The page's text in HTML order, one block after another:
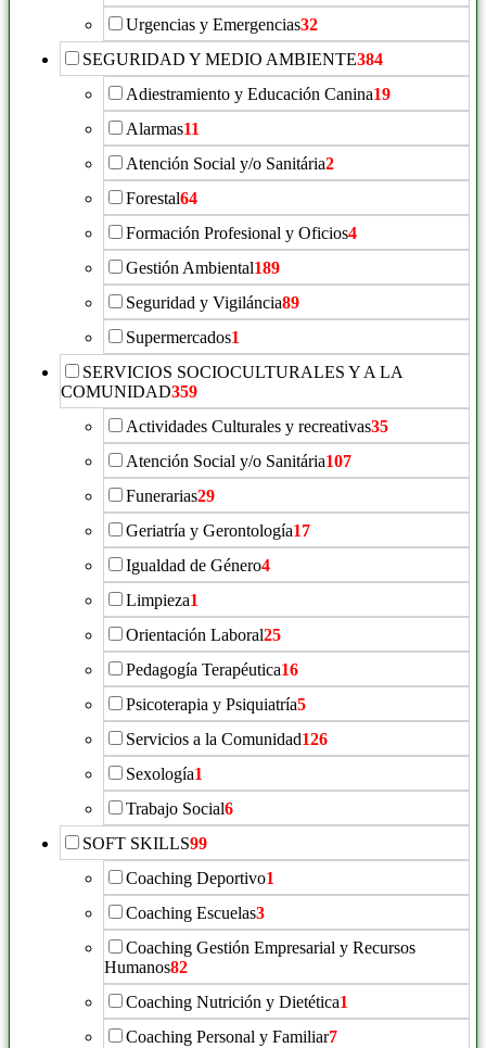
Urgencias y Emergencias32
SEGURIDAD Y MEDIO AMBIENTE384
Adiestramiento y Educación Canina19
Alarmas11
Atención Social y/o Sanitária2
Forestal64
Formación Profesional y Oficios4
Gestión Ambiental189
Seguridad y Vigiláncia89
Supermercados1
SERVICIOS SOCIOCULTURALES Y A LA
COMUNIDAD359
Actividades Culturales y recreativas35
Atención Social y/o Sanitária107
Funerarias29
Geriatría y Gerontología17
Igualdad de Género4
Limpieza1
Orientación Laboral25
Pedagogía Terapéutica16
Psicoterapia y Psiquiatría5
Servicios a la Comunidad126
Sexología1
Trabajo Social6
SOFT SKILLS99
Coaching Deportivo1
Coaching Escuelas3
Coaching Gestión Empresarial y Recursos
Humanos82
Coaching Nutrición y Dietética1
Coaching Personal y Familiar7